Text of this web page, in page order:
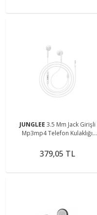
JUNGLEE 3.5 Mm Jack Girişli
Mp3mp4 Telefon Kulaklığı
379,05 TL